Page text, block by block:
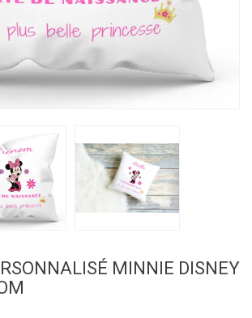
MINNIE DISNEY